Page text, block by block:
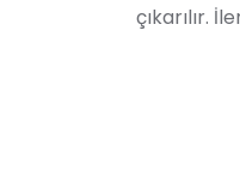
çıkarılır.